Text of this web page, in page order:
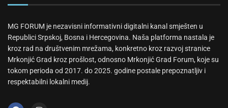
MG FORUM je nezavisni informativni digitalni kanal smješten u
Republici Srpskoj, Bosna i Hercegovina. Naša platforma nastala je
kroz rad na društvenim mrežama, konkretno kroz razvoj stranice
Mrkonjić Grad kroz prošlost, odnosno Mrkonjić Grad Forum, koje su
tokom perioda od 2017. do 2025. godine postale prepoznatljiv i
respektabilni lokalni medij.